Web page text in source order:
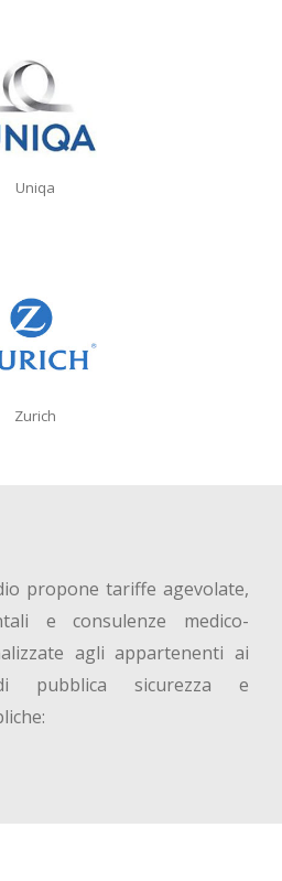
Uniqa
Zurich
propone tariffe agevolate,
e consulenze medico-
agli appartenenti ai
pubblica sicurezza e